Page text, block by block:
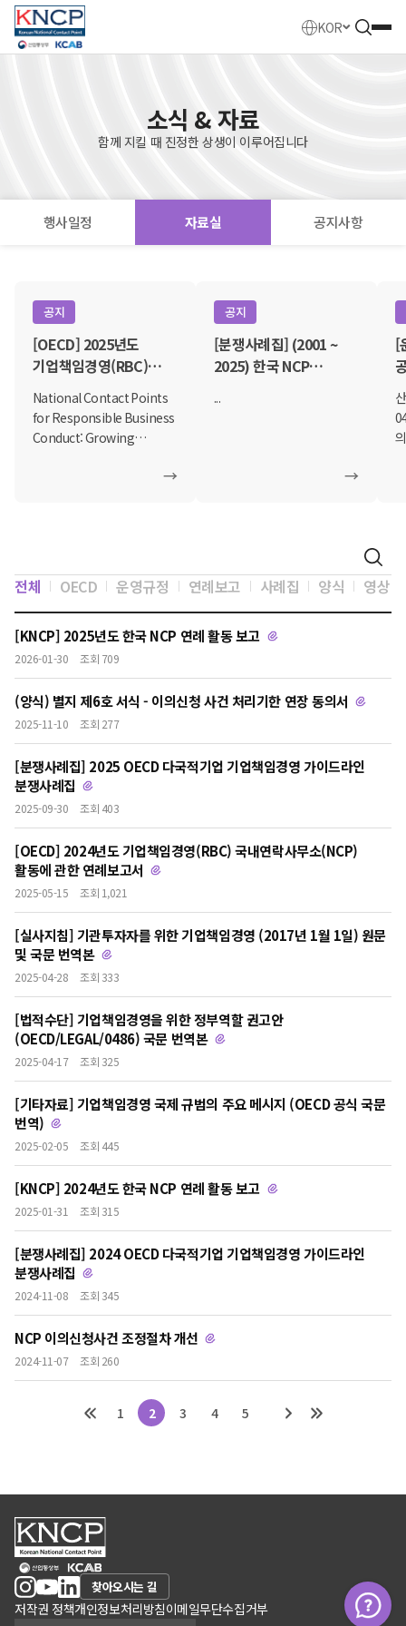
KOR
소식 & 자료
함께 지킬 때 진정한 상생이 이루어집니다
행사일정 자료실 공지사항
자료실
공지
[OECD] 2025년도
기업책임경영(RBC)
국내연락사무소(NCP)
활동에 관한 연례보고서
(가이드라인 제정
National Contact Points
for Responsible Business
Conduct: Growing
기대2025년 NC...
→
공지
[분쟁사례집] (2001 ~
2025) 한국 NCP
...
→
[
전체 OECD 운영규정 연례보고 사례집 양식 영상
[KNCP] 2025년도 한국 NCP 연례 활동 보고
2026-01-30 조회 709
(양식) 별지 제6호 서식 - 이의신청 사건 처리기한 연장 동의서
2025-11-10 조회 277
[분쟁사례집] 2025 OECD 다국적기업 기업책임경영 가이드라인
분쟁사례집
2025-09-30 조회 403
[OECD] 2024년도 기업책임경영(RBC) 국내연락사무소(NCP)
활동에 관한 연례보고서
2025-05-15 조회 1,021
[실사지침] 기관투자자를 위한 기업책임경영 (2017년 1월 1일) 원문
및 국문 번역본
2025-04-28 조회 333
[법적수단] 기업책임경영을 위한 정부역할 권고안
(OECD/LEGAL/0486) 국문 번역본
2025-04-17 조회 325
[기타자료] 기업책임경영 국제 규범의 주요 메시지 (OECD 공식 국문
번역)
2025-02-05 조회 445
[KNCP] 2024년도 한국 NCP 연례 활동 보고
2025-01-31 조회 315
[분쟁사례집] 2024 OECD 다국적기업 기업책임경영 가이드라인
분쟁사례집
2024-11-08 조회 345
NCP 이의신청사건 조정절차 개선
2024-11-07 조회 260
1 2 3 4 5
찾아오시는 길
저작권 정책개인정보처리방침이메일무단수집거부